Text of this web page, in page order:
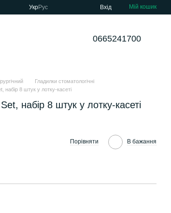
УкрРус Вхід Мій кошик
0665241700
Гладилки стоматологічні
набір 8 штук у лотку-касеті
набір 8 штук у лотку-касеті
Порівняти В бажання